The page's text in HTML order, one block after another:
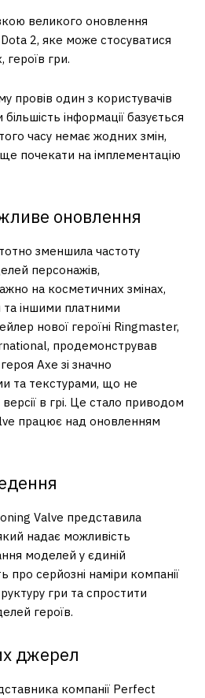
великого оновлення
2, яке може стосуватися
героїв гри.
провів один з користувачів
інформації базується
часу немає жодних змін,
почекати на імплементацію
оновлення
зменшила частоту
персонажів,
на косметичних змінах,
та іншими платними
нової героїні Ringmaster,
продемонстрував
Axe зі значно
та текстурами, що не
в грі. Це стало приводом
працює над оновленням
Valve представила
надає можливість
моделей у єдиній
про серйозні наміри компанії
гри та спростити
героїв.
джерел
компанії Perfect